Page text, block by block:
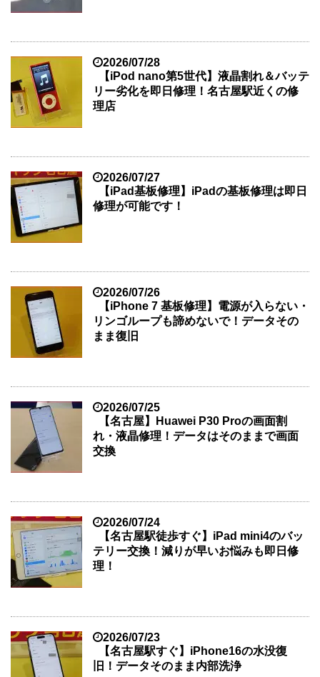
2026/07/28
【iPod nano第5世代】液晶割れ＆バッテ
リー劣化を即日修理！名古屋駅近くの修
理店
2026/07/27
【iPad基板修理】iPadの基板修理は即日
修理が可能です！
2026/07/26
【iPhone 7 基板修理】電源が入らない・
リンゴループも諦めないで！データその
まま復旧
2026/07/25
【名古屋】Huawei P30 Proの画面割
れ・液晶修理！データはそのままで画面
交換
2026/07/24
【名古屋駅徒歩すぐ】iPad mini4のバッ
テリー交換！減りが早いお悩みも即日修
理！
2026/07/23
【名古屋駅すぐ】iPhone16の水没復
旧！データそのまま内部洗浄